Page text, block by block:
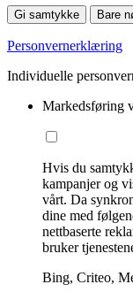
Gi samtykke Bare
Personvernerklæring
Individuelle
Markedsføring
Hvis du
kampanjer og
vårt. Da
dine med
nettbaserte
bruker
Bing, Criteo,